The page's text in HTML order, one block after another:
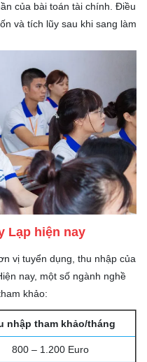
của bài toán tài chính. Điều
và tích lũy sau khi sang làm
Lạp hiện nay
vị tuyển dụng, thu nhập của
nay, một số ngành nghề
khảo:
nhập tham khảo/tháng
800 – 1.200 Euro